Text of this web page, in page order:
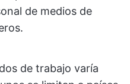
de medios de
de trabajo varía